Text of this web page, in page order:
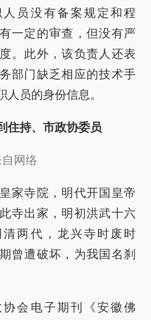
员没有备案规定和程
一定的审查，但没有严
。此外，该负责人还表
部门缺乏相应的技术手
人员的身份信息。
住持、市政协委员
网络
家寺院，明代开国皇帝
寺出家，明初洪武十六
两代，龙兴寺时废时
曾遭破坏，为我国名刹
会电子期刊《安徽佛